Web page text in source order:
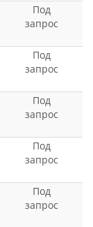
Под
запрос
Под
запрос
Под
запрос
Под
запрос
Под
запрос